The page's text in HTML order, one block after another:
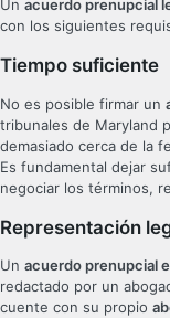
Un acuerdo prenupcial
con los siguientes
Tiempo suficiente
No es posible firmar un
tribunales de Maryland
demasiado cerca de la
Es fundamental dejar
negociar los términos,
Representación
Un acuerdo prenupcial
redactado por un
cuente con su propio